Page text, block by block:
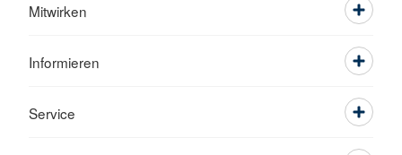
Mitwirken
Informieren
Service